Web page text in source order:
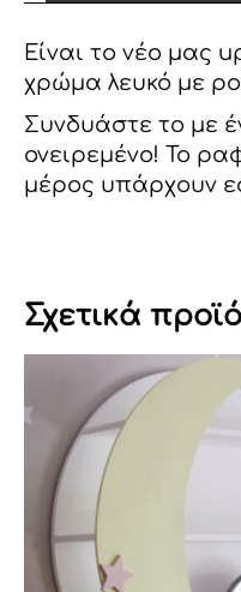
Είναι το νέο μας
χρώμα λευκό με
Συνδυάστε το με
ονειρεμένο! Το
μέρος υπάρχουν
Σχετικά